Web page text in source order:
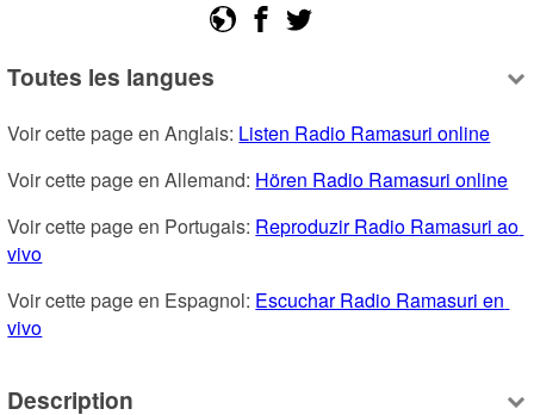
Toutes les langues
Voir cette page en Anglais: Listen Radio Ramasuri online
Voir cette page en Allemand: Hören Radio Ramasuri online
Voir cette page en Portugais: Reproduzir Radio Ramasuri ao
vivo
Voir cette page en Espagnol: Escuchar Radio Ramasuri en
vivo
Description